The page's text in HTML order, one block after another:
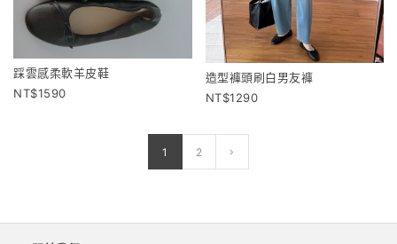
踩雲感柔軟羊皮鞋
1590
造型褲頭刷白男友褲
1290
1 2